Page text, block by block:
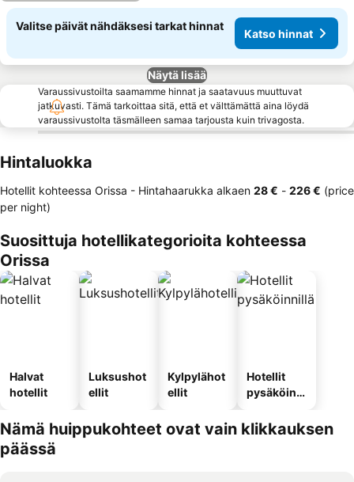
Valitse päivät nähdäksesi tarkat hinnat
Katso hinnat
Näytä lisää
Varaussivustoilta saamamme hinnat ja saatavuus muuttuvat
jatkuvasti. Tämä tarkoittaa sitä, että et välttämättä aina löydä
varaussivustolta täsmälleen samaa tarjousta kuin trivagosta.
Hintaluokka
Hotellit kohteessa Orissa - Hintahaarukka alkaen ‎28 € - ‎226 € (price
per night)
Suosittuja hotellikategorioita kohteessa
Orissa
Halvat
hotellit
Luksushot
ellit
Kylpylähot
ellit
Hotellit
pysäköinni
Nämä huippukohteet ovat vain klikkauksen
päässä